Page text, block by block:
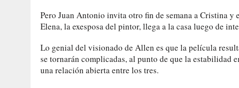
Pero Juan Antonio invita otro fin de semana a Cristina
Elena, la exesposa del pintor, llega a la casa luego de
Lo genial del visionado de Allen es que la película
se tornarán complicadas, al punto de que la estabilidad
una relación abierta entre los tres.